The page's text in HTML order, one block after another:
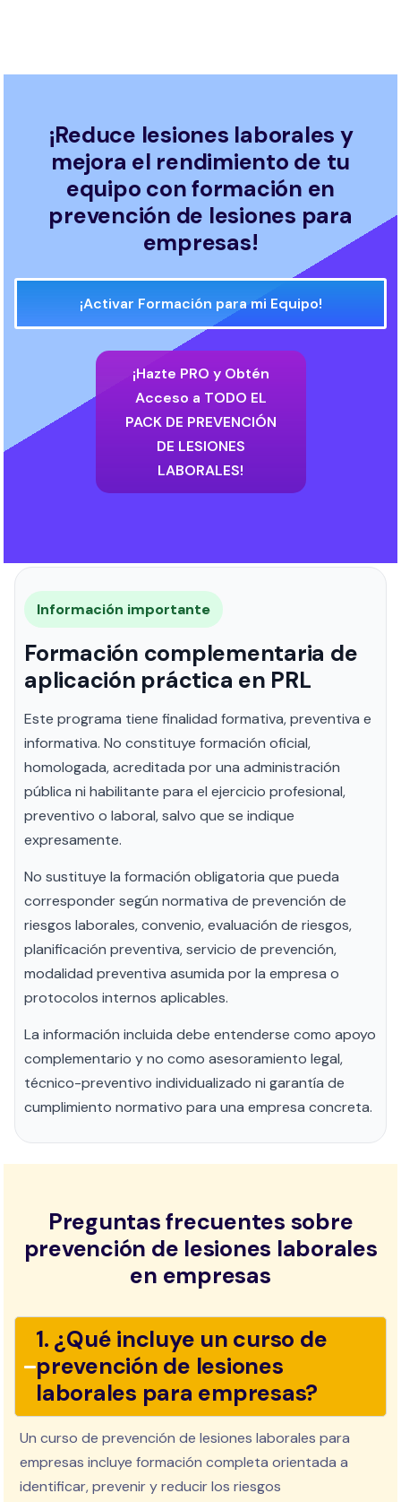
¡Reduce lesiones laborales y
mejora el rendimiento de tu
equipo con formación en
prevención de lesiones para
empresas!
¡Activar Formación para mi Equipo!
¡Hazte PRO y Obtén
Acceso a TODO EL
PACK DE PREVENCIÓN
DE LESIONES
LABORALES!
Información importante
Formación complementaria de
aplicación práctica en PRL
Este programa tiene finalidad formativa, preventiva e
informativa. No constituye formación oficial,
homologada, acreditada por una administración
pública ni habilitante para el ejercicio profesional,
preventivo o laboral, salvo que se indique
expresamente.
No sustituye la formación obligatoria que pueda
corresponder según normativa de prevención de
riesgos laborales, convenio, evaluación de riesgos,
planificación preventiva, servicio de prevención,
modalidad preventiva asumida por la empresa o
protocolos internos aplicables.
La información incluida debe entenderse como apoyo
complementario y no como asesoramiento legal,
técnico-preventivo individualizado ni garantía de
cumplimiento normativo para una empresa concreta.
Preguntas frecuentes sobre
prevención de lesiones laborales
en empresas
1. ¿Qué incluye un curso de
prevención de lesiones
laborales para empresas?
Un curso de prevención de lesiones laborales para
empresas incluye formación completa orientada a
identificar, prevenir y reducir los riesgos